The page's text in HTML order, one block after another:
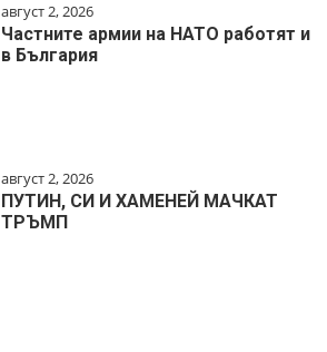
август 2, 2026
Частните армии на НАТО работят и
в България
август 2, 2026
ПУТИН, СИ И ХАМЕНЕЙ МАЧКАТ
ТРЪМП